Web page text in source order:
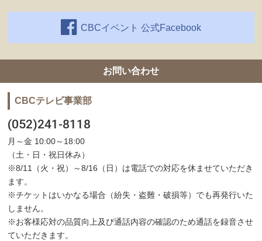
CBCイベント 公式Facebook
お問い合わせ
CBCテレビ事業部
(052)241-8118
月～金 10:00～18:00
（土・日・祝日休み）
※8/11（火・祝）～8/16（日）は電話での対応を休ませていただき
ます。
※チケットはいかなる場合（紛失・盗難・破損等）でも再発行いた
しません。
※お客様応対の品質向上及び通話内容の確認のため通話を録音させ
ていただきます。